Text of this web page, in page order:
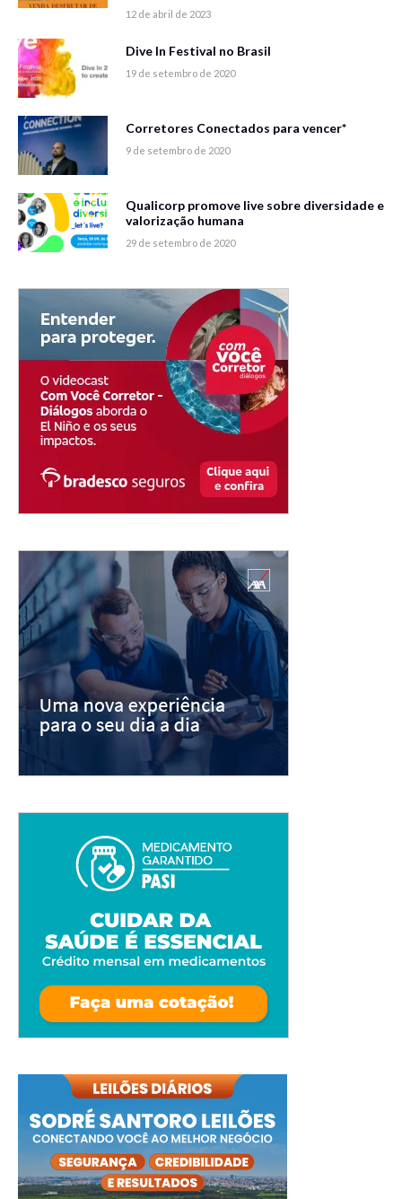
12 de abril de 2023
Dive In Festival no Brasil
19 de setembro de 2020
Corretores Conectados para vencer*
9 de setembro de 2020
Qualicorp promove live sobre diversidade e
valorização humana
29 de setembro de 2020